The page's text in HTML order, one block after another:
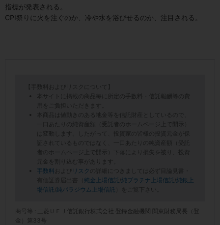
指標が発表される。
CPI祭りに火を注ぐのか、冷や水を浴びせるのか、注目される。
【手数料およびリスクについて】
本サイトに掲載の商品毎に所定の手数料・信託報酬等の費
用をご負担いただきます。
本商品は値動きのある地金等を信託財産としているので、
一口あたりの純資産額（受託者のホームページ上で開示）
は変動します。したがって、投資家の皆様の投資元金が保
証されているものではなく、一口あたりの純資産額（受託
者のホームページ上で開示）下落により損失を被り、投資
元金を割り込む事があります。
手数料
および リスク
の詳細につきましては必ず目論見書・
有価証券届出書（ 純金上場信託 /純プラチナ上場信託 /純銀上
場信託 /純パラジウム上場信託 ）をご覧下さい。
商号等 : 三菱ＵＦＪ信託銀行株式会社 登録金融機関 関東財務局長（登
金）第33号